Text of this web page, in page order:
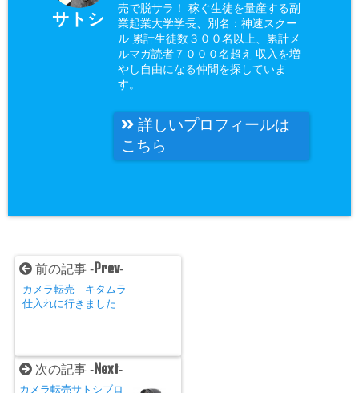
サトシ
売で脱サラ！ 稼ぐ生徒を量産する副
業起業大学学長、別名：神速スクー
ル 累計生徒数３００名以上、累計メ
ルマガ読者７０００名超え 収入を増
やし自由になる仲間を探していま
す。
詳しいプロフィールは
こちら
前の記事 - Prev-
カメラ転売 キタムラ
仕入れに行きました
次の記事 - Next-
カメラ転売サトシブロ